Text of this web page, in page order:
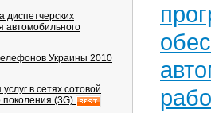
диспетчерских
автомобильного
Украины 2010
в сетях сотовой
поколения (3G)